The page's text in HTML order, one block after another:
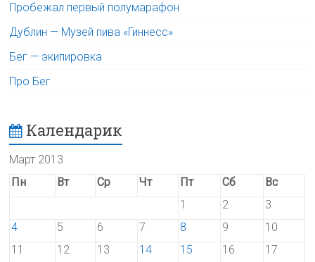
Пробежал первый полумарафон
Дублин — Музей пива «Гиннесс»
Бег — экипировка
Про Бег
Календарик
Март 2013
Пн
Вт Ср Чт Пт Сб
Вс
1
2
3
4
5 6 7 8 9
10
11
12 13 14 15 16 17